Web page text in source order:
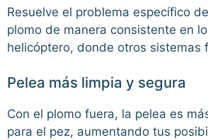
Resuelve el problema específico
plomo de manera consistente en
helicóptero, donde otros sistemas
Pelea más limpia y segura
Con el plomo fuera, la pelea es
para el pez, aumentando tus